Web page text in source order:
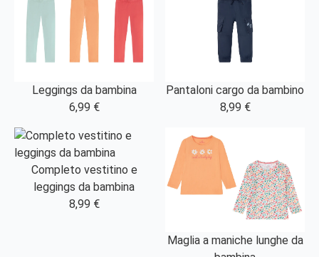
Leggings da bambina
6,99 €
Pantaloni cargo da bambino
8,99 €
Completo vestitino e
leggings da bambina
8,99 €
Maglia a maniche lunghe da